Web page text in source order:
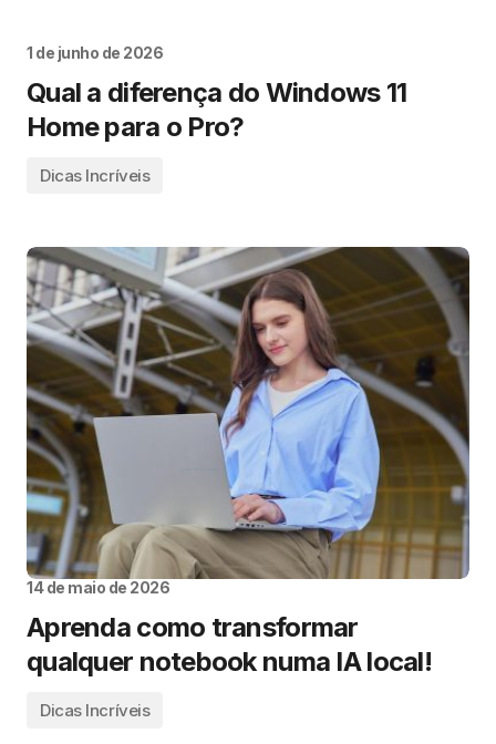
1 de junho de 2026
Qual a diferença do Windows 11
Home para o Pro?
Dicas Incríveis
14 de maio de 2026
Aprenda como transformar
qualquer notebook numa IA local!
Dicas Incríveis